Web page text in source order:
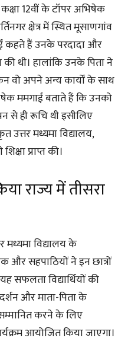
12वीं के टॉपर अभिषेक
क्षेत्र में स्थित मूसाणगांव
कहते हैं उनके परदादा और
की थी। हालांकि उनके पिता ने
वो अपने अन्य कार्यों के साथ
ममगाईं बताते हैं कि उनको
से ही रूचि थी इसीलिए
उत्तर मध्यमा विद्यालय,
प्राप्त की।
राज्य में तीसरा
मध्यमा विद्यालय के
और सहपाठियों ने इन छात्रों
सफलता विद्यार्थियों की
और माता-पिता के
करने के लिए
आयोजित किया जाएगा।